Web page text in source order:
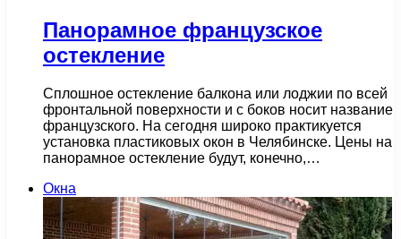
Панорамное французское
остекление
Сплошное остекление балкона или лоджии по всей
фронтальной поверхности и с боков носит название
французского. На сегодня широко практикуется
установка пластиковых окон в Челябинске. Цены на
панорамное остекление будут, конечно,…
Окна